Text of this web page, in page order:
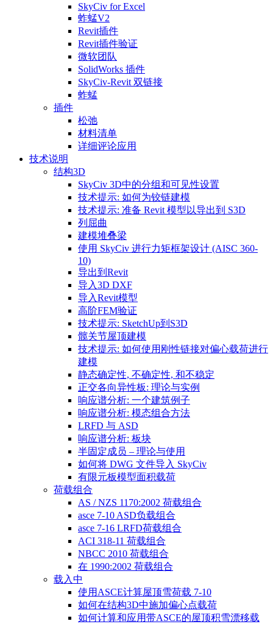
SkyCiv for Excel
蚱蜢V2
Revit插件
Revit插件验证
微软团队
SolidWorks 插件
SkyCiv-Revit 双链接
蚱蜢
插件
松弛
材料清单
详细评论应用
技术说明
结构3D
SkyCiv 3D中的分组和可见性设置
技术提示: 如何为铰链建模
技术提示: 准备 Revit 模型以导出到 S3D
列屈曲
建模堆叠梁
使用 SkyCiv 进行力矩框架设计 (AISC 360-
10)
导出到Revit
导入3D DXF
导入Revit模型
高阶FEM验证
技术提示: SketchUp到S3D
髋关节屋顶建模
技术提示: 如何使用刚性链接对偏心载荷进行
建模
静态确定性, 不确定性, 和不稳定
正交各向异性板: 理论与实例
响应谱分析: 一个建筑例子
响应谱分析: 模态组合方法
LRFD 与 ASD
响应谱分析: 板块
半固定成员 – 理论与使用
如何将 DWG 文件导入 SkyCiv
有限元板模型面积载荷
荷载组合
AS / NZS 1170:2002 荷载组合
asce 7-10 ASD负载组合
asce 7-16 LRFD荷载组合
ACI 318-11 荷载组合
NBCC 2010 荷载组合
在 1990:2002 荷载组合
载入中
使用ASCE计算屋顶雪荷载 7-10
如何在结构3D中施加偏心点载荷
如何计算和应用带ASCE的屋顶积雪漂移载